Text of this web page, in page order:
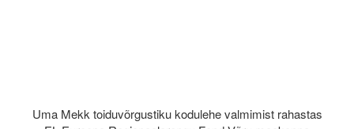
Uma Mekk toiduvõrgustiku kodulehe valmimist rahastas